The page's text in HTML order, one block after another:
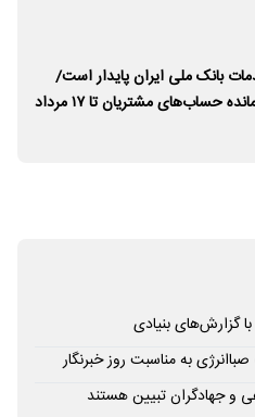
بانک ملی ایران پایدار است/
مغایرت‌ باقیمانده حساب‌های مشتریان تا ۱۷ مرداد
گزارش‌های بنیادی
به مناسبت روز خبرنگار
و جهادگران تبیین هستند